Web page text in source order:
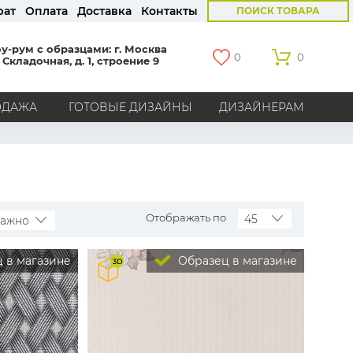
Оплата Доставка Контакты ПОИСК ТОВАРА
рум с образцами: г. Москва
Складочная, д. 1, строение 9
0 0
ГОТОВЫЕ ДИЗАЙНЫ ДИЗАЙНЕРАМ
Marburg
Loymina Milassa Aura
York
Khroma
Andrea Rossi
Zambaiti
KT-Exclusive
Hygge Roll
Отображать по 45
магазине Образец в магазине